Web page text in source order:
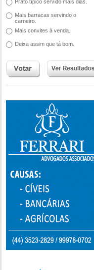
Prato típico servido mais dias.
Mais barracas servindo o
carneiro.
Mais convites à venda.
Deixa assim que tá bom.